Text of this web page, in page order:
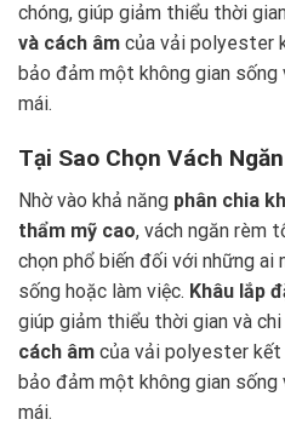
chóng, giúp giảm thiểu thời
và cách âm của vải polyester
bảo đảm một không gian
mái.
Tại Sao Chọn Vách
Nhờ vào khả năng phân chia
thẩm mỹ cao, vách ngăn rèm
chọn phổ biến đối với những ai
sống hoặc làm việc. Khâu lắp
giúp giảm thiểu thời gian và chi
cách âm của vải polyester kết
bảo đảm một không gian
mái.